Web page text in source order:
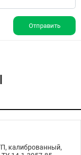
Отправить
калиброванный,